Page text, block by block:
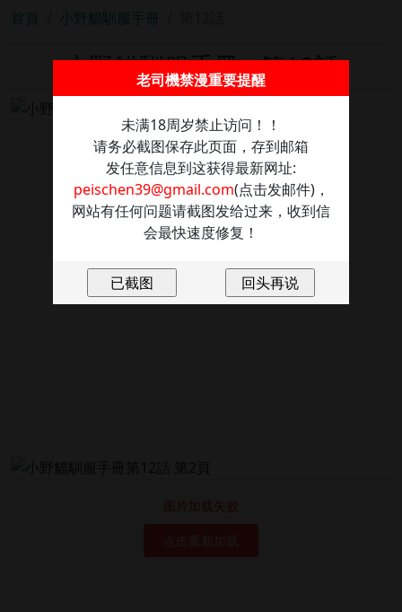
首頁 小野貓馴服手冊
小野貓馴服手冊 - 第12話
图片加载失败
点击重新加载
图片加载失败
老司機禁漫重要提醒
未满18周岁禁止访问！！
请务必截图保存此页面，存到邮箱
发任意信息到这获得最新网址:
peischen39@gmail.com(点击发邮件)，
网站有任何问题请截图发给过来，收到信
会最快速度修复！